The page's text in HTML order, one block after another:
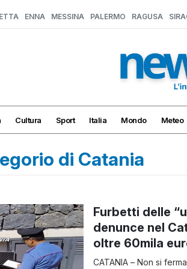
ENNA MESSINA PALERMO RAGUSA
Cultura Sport Italia Mondo Meteo
di Catania
Furbetti delle
denunce nel
oltre 60mila
CATANIA – Non si